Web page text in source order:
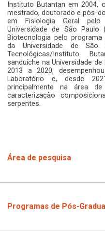
Instituto Butantan em 2004,
mestrado, doutorado e pós-
em Fisiologia Geral
Universidade de São
Biotecnologia pelo
da Universidade de São
Tecnológicas/Instituto
sanduíche na Universidade
2013 a 2020,
Laboratório e, desde
principalmente na área
caracterização
serpentes.
Área de pesquisa
Programas de Pós-